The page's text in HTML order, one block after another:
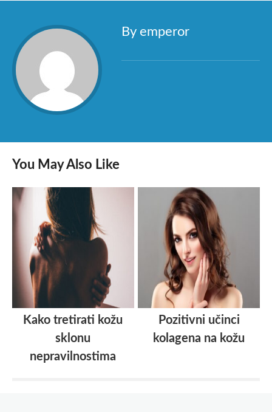
By emperor
You May Also Like
Kako tretirati kožu
sklonu
nepravilnostima
Pozitivni učinci
kolagena na kožu